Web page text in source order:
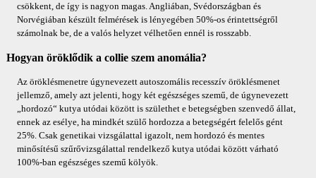
csökkent, de így is nagyon magas. Angliában, Svédországban és
Norvégiában készült felmérések is lényegében 50%-os érintettségről
számolnak be, de a valós helyzet vélhetően ennél is rosszabb.
Hogyan öröklődik a collie szem anomália?
Az öröklésmenetre úgynevezett autoszomális recesszív öröklésmenet
jellemző, amely azt jelenti, hogy két egészséges szemű, de úgynevezett
„hordozó“ kutya utódai között is születhet e betegségben szenvedő állat,
ennek az esélye, ha mindkét szülő hordozza a betegségért felelős gént
25%. Csak genetikai vizsgálattal igazolt, nem hordozó és mentes
minősítésű szűrővizsgálattal rendelkező kutya utódai között várható
100%-ban egészséges szemű kölyök.